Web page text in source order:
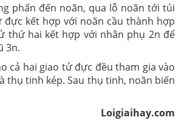
phấn đến noãn, qua lỗ noãn tới túi
kết hợp với noãn cầu thành hợp
thứ hai kết hợp với nhân phụ 2n để
3n.
cả hai giao tử đực đều tham gia vào
thụ tinh kép. Sau thụ tinh, noãn biến
Loigiaihay.com